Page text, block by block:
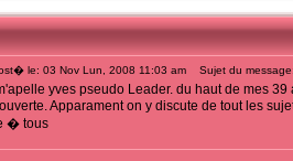
le: 03 Nov Lun, 2008 11:03 am Sujet du
yves pseudo Leader. du haut de mes
Apparament on y discute de tout les
� tous